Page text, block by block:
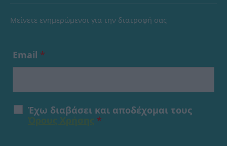
Μείνετε ενημερώμενοι για την διατροφή σας
Email *
Έχω διαβάσει και αποδέχομαι τους
*